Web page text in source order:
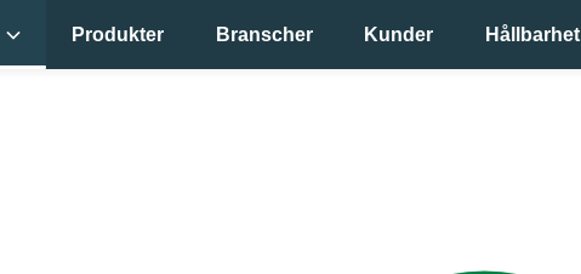
Produkter Branscher Kunder Hållbarhet